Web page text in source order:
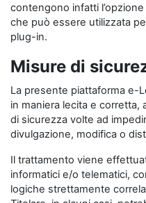
contengono infatti
che può essere utilizzata
plug-in.
Misure di
La presente piattaforma e-
in maniera lecita e
di sicurezza volte ad
divulgazione, modifica o
Il trattamento viene
informatici e/o telematici,
logiche strettamente